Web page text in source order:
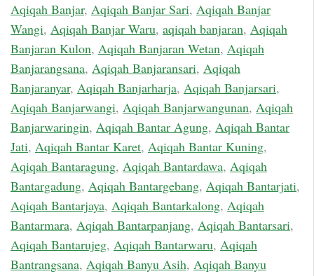
Aqiqah Banjar, Aqiqah Banjar Sari, Aqiqah Banjar
Wangi, Aqiqah Banjar Waru, aqiqah banjaran, Aqiqah
Banjaran Kulon, Aqiqah Banjaran Wetan, Aqiqah
Banjarangsana, Aqiqah Banjaransari, Aqiqah
Banjaranyar, Aqiqah Banjarharja, Aqiqah Banjarsari,
Aqiqah Banjarwangi, Aqiqah Banjarwangunan, Aqiqah
Banjarwaringin, Aqiqah Bantar Agung, Aqiqah Bantar
Jati, Aqiqah Bantar Karet, Aqiqah Bantar Kuning,
Aqiqah Bantaragung, Aqiqah Bantardawa, Aqiqah
Bantargadung, Aqiqah Bantargebang, Aqiqah Bantarjati,
Aqiqah Bantarjaya, Aqiqah Bantarkalong, Aqiqah
Bantarmara, Aqiqah Bantarpanjang, Aqiqah Bantarsari,
Aqiqah Bantarujeg, Aqiqah Bantarwaru, Aqiqah
Bantrangsana, Aqiqah Banyu Asih, Aqiqah Banyu